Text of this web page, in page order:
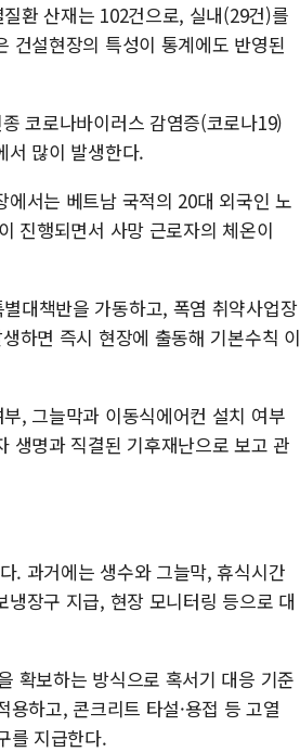
환 산재는 102건으로, 실내(29건)를
건설현장의 특성이 통계에도 반영된
코로나바이러스 감염증(코로나19)
서 많이 발생한다.
서는 베트남 국적의 20대 외국인 노
진행되면서 사망 근로자의 체온이
대책반을 가동하고, 폭염 취약사업장
하면 즉시 현장에 출동해 기본수칙 이
, 그늘막과 이동식에어컨 설치 여부
생명과 직결된 기후재난으로 보고 관
. 과거에는 생수와 그늘막, 휴식시간
장구 지급, 현장 모니터링 등으로 대
확보하는 방식으로 혹서기 대응 기준
하고, 콘크리트 타설·용접 등 고열
를 지급한다.